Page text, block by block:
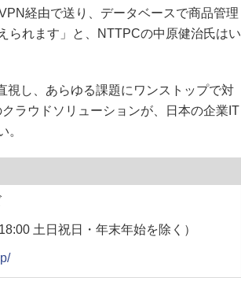
経由で送り、データベースで商品管理
られます」と、NTTPCの中原健治氏はい
し、あらゆる課題にワンストップで対
ラウドソリューションが、日本の企業IT
。
土日祝日・年末年始を除く）